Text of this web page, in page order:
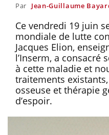
Par Jean-Guillaume
Ce vendredi 19 juin
mondiale de lutte
Jacques Elion,
l’Inserm, a consacré
à cette maladie et
traitements
osseuse et thérapie
d’espoir.